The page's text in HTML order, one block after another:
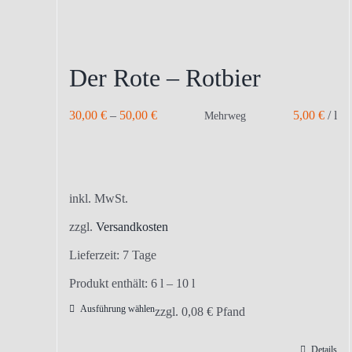
Der Rote – Rotbier
30,00 € – 50,00 € Mehrweg 5,00€ /l
inkl. MwSt.
zzgl. Versandkosten
Lieferzeit: 7 Tage
Produkt enthält: 6 l – 10 l
Ausführung wählenDieses
zzgl. 0,08 € Pfand
Details